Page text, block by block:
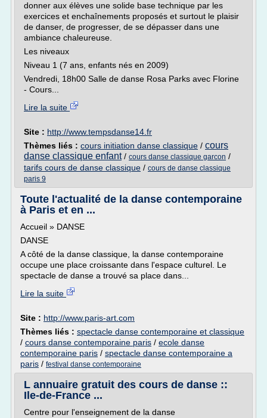
donner aux élèves une solide base technique par les
exercices et enchaînements proposés et surtout le plaisir
de danser, de progresser, de se dépasser dans une
ambiance chaleureuse.
Les niveaux
Niveau 1 (7 ans, enfants nés en 2009)
Vendredi, 18h00 Salle de danse Rosa Parks avec Florine
- Cours...
Lire la suite
Site : http://www.tempsdanse14.fr
Thèmes liés : cours initiation danse classique / cours
danse classique enfant/ cours danse classique garcon /
tarifs cours de danse classique / cours de danse classique
paris 9
Toute l'actualité de la danse contemporaine
à Paris et en ...
Accueil » DANSE
DANSE
A côté de la danse classique, la danse contemporaine
occupe une place croissante dans l'espace culturel. Le
spectacle de danse a trouvé sa place dans...
Lire la suite
Site : http://www.paris-art.com
Thèmes liés : spectacle danse contemporaine et classique
/ cours danse contemporaine paris / ecole danse
contemporaine paris / spectacle danse contemporaine a
paris / festival danse contemporaine
L annuaire gratuit des cours de danse ::
Ile-de-France ...
Centre pour l'enseignement de la danse